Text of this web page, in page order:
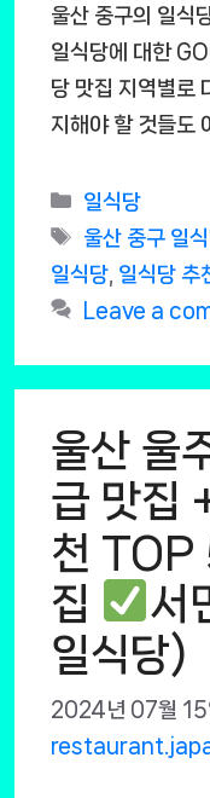
울산 중구의 일식
일식당에 대한
당 맛집 지역별로
지해야 할 것들도
Categories
일식당
Tags
울산 중구 일
일식당 일식당 추
Leave a
울산 울
급 맛집
천 TOP
집
서
일식당)
2024년 07월 15